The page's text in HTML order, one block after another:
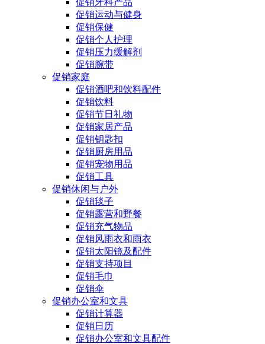
促销牙科产品
促销运动与健身
促销保健
促销个人护理
促销压力缓解剂
促销腕带
促销家庭
促销酒吧和饮料配件
促销饮料
促销节日礼物
促销家居产品
促销钥匙扣
促销厨房用品
促销宠物用品
促销工具
促销休闲与户外
促销毯子
促销露营和野餐
促销充气物品
促销风雨衣和雨衣
促销太阳镜及配件
促销支持项目
促销毛巾
促销伞
促销办公室和文具
促销计算器
促销日历
促销办公室和文具配件